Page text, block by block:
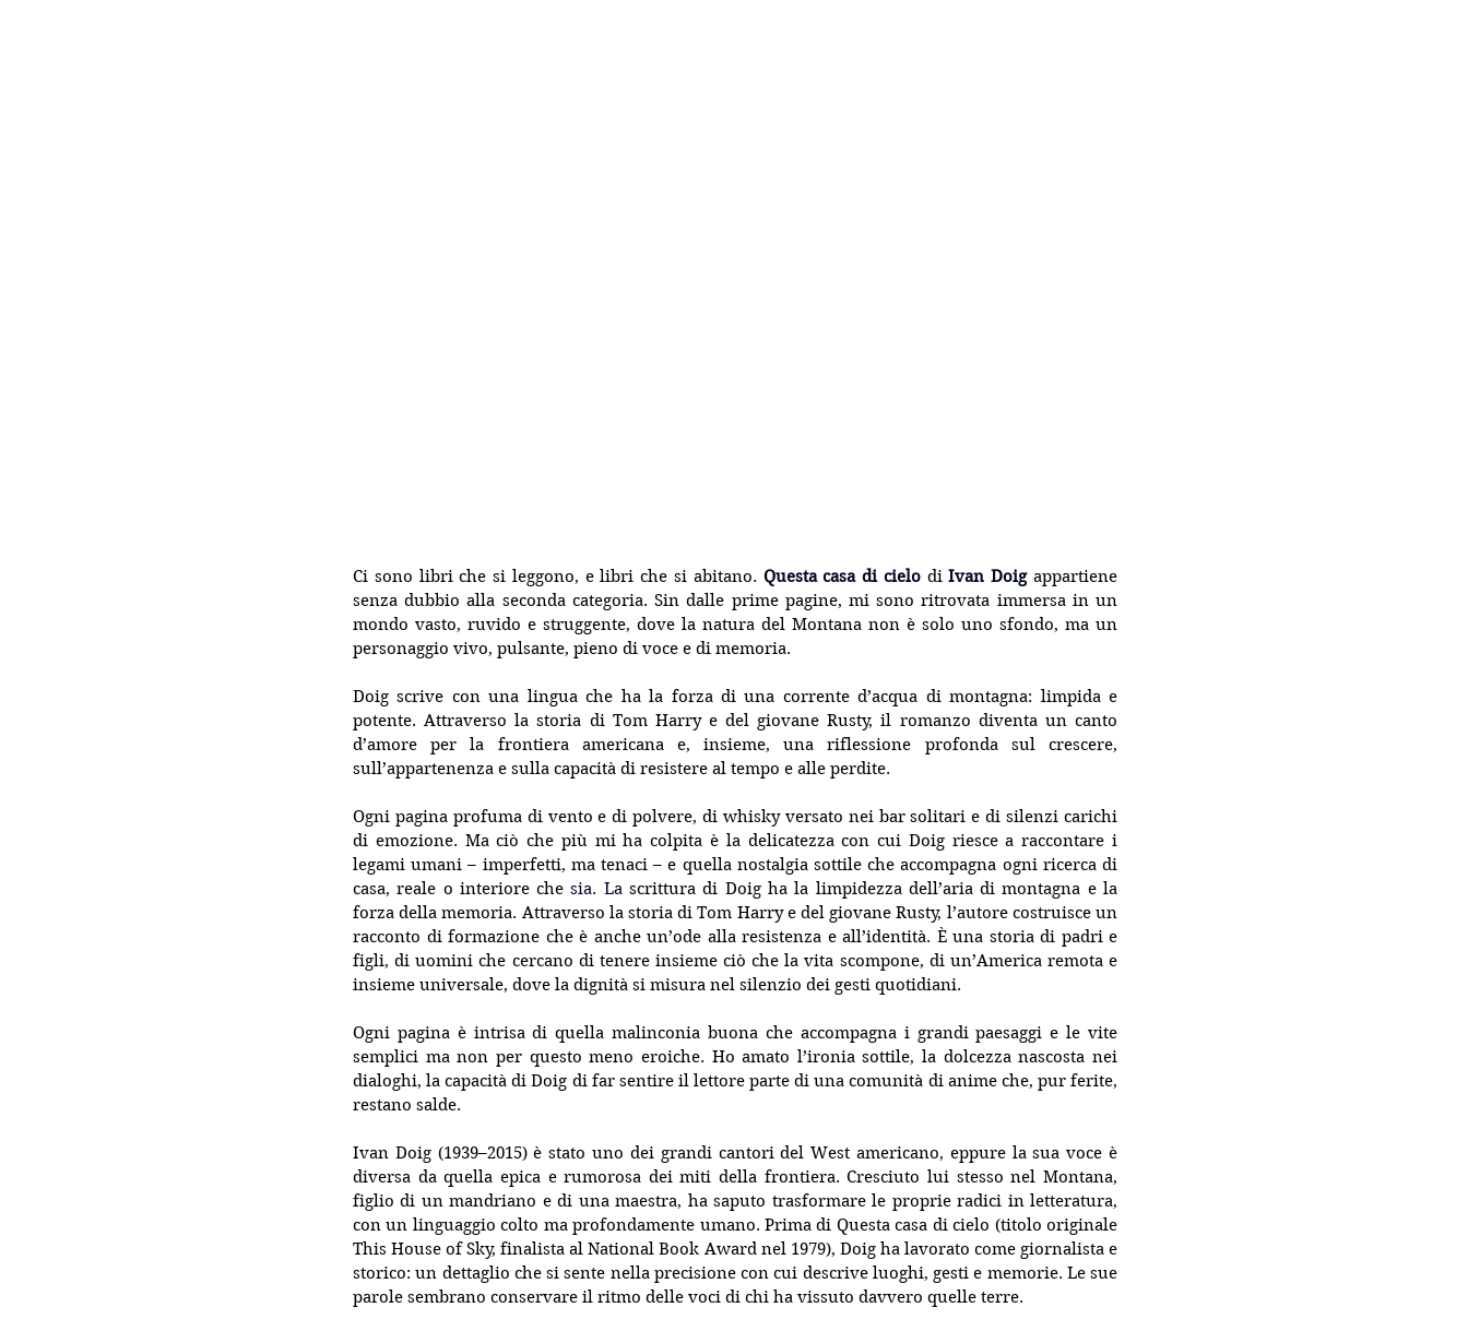
Ci sono libri che si leggono, e libri che si abitano. Questa casa di cielo di Ivan Doig appartiene
senza dubbio alla seconda categoria. Sin dalle prime pagine, mi sono ritrovata immersa in un
mondo vasto, ruvido e struggente, dove la natura del Montana non è solo uno sfondo, ma un
personaggio vivo, pulsante, pieno di voce e di memoria.
Doig scrive con una lingua che ha la forza di una corrente d’acqua di montagna: limpida e
potente. Attraverso la storia di Tom Harry e del giovane Rusty, il romanzo diventa un canto
d’amore per la frontiera americana e, insieme, una riflessione profonda sul crescere,
sull’appartenenza e sulla capacità di resistere al tempo e alle perdite.
Ogni pagina profuma di vento e di polvere, di whisky versato nei bar solitari e di silenzi carichi
di emozione. Ma ciò che più mi ha colpita è la delicatezza con cui Doig riesce a raccontare i
legami umani – imperfetti, ma tenaci – e quella nostalgia sottile che accompagna ogni ricerca di
casa, reale o interiore che sia. La scrittura di Doig ha la limpidezza dell’aria di montagna e la
forza della memoria. Attraverso la storia di Tom Harry e del giovane Rusty, l’autore costruisce un
racconto di formazione che è anche un’ode alla resistenza e all’identità. È una storia di padri e
figli, di uomini che cercano di tenere insieme ciò che la vita scompone, di un’America remota e
insieme universale, dove la dignità si misura nel silenzio dei gesti quotidiani.
Ogni pagina è intrisa di quella malinconia buona che accompagna i grandi paesaggi e le vite
semplici ma non per questo meno eroiche. Ho amato l’ironia sottile, la dolcezza nascosta nei
dialoghi, la capacità di Doig di far sentire il lettore parte di una comunità di anime che, pur ferite,
restano salde.
Ivan Doig (1939–2015) è stato uno dei grandi cantori del West americano, eppure la sua voce è
diversa da quella epica e rumorosa dei miti della frontiera. Cresciuto lui stesso nel Montana,
figlio di un mandriano e di una maestra, ha saputo trasformare le proprie radici in letteratura,
con un linguaggio colto ma profondamente umano. Prima di Questa casa di cielo (titolo originale
This House of Sky, finalista al National Book Award nel 1979), Doig ha lavorato come giornalista e
storico: un dettaglio che si sente nella precisione con cui descrive luoghi, gesti e memorie. Le sue
parole sembrano conservare il ritmo delle voci di chi ha vissuto davvero quelle terre.